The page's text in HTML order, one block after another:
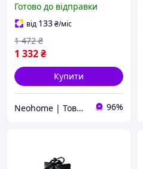
(TMna-18187)
Готово до відправки
від 133₴/міс
1 332₴
1 472 ₴
Купити
Neohome | Товари для дому та дачі 96%